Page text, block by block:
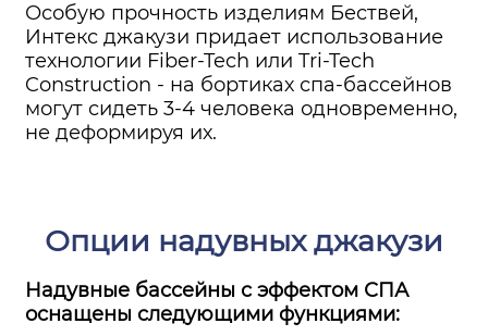
Особую прочность изделиям Бествей,
Интекс джакузи придает использование
технологии Fiber-Tech или Tri-Tech
Construction - на бортиках спа-бассейнов
могут сидеть 3-4 человека одновременно,
не деформируя их.
Опции надувных джакузи
Надувные бассейны с эффектом СПА
оснащены следующими функциями: